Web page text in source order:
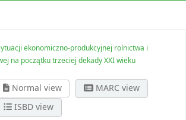
ekonomiczno-produkcyjnej rolnictwa i
na początku trzeciej dekady XXI wieku
Normal view
MARC view
ISBD view